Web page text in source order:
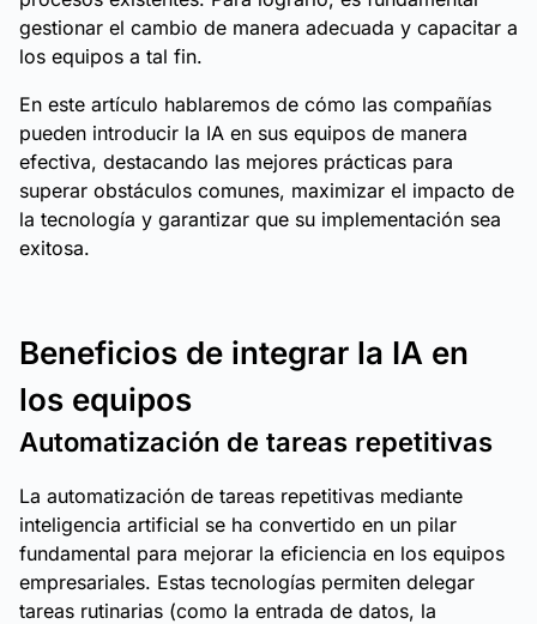
gestionar el cambio de manera adecuada y capacitar a
los equipos a tal fin.
En este artículo hablaremos de cómo las compañías
pueden introducir la IA en sus equipos de manera
efectiva, destacando las mejores prácticas para
superar obstáculos comunes, maximizar el impacto de
la tecnología y garantizar que su implementación sea
exitosa.
Beneficios de integrar la IA en
los equipos
Automatización de tareas repetitivas
La automatización de tareas repetitivas mediante
inteligencia artificial se ha convertido en un pilar
fundamental para mejorar la eficiencia en los equipos
empresariales. Estas tecnologías permiten delegar
tareas rutinarias (como la entrada de datos, la